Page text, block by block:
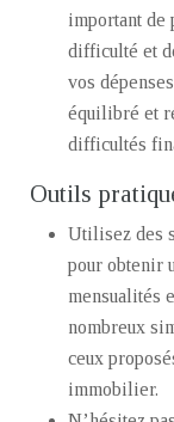
important de
difficulté et
vos
équilibré et
difficultés
Outils
Utilisez des
pour obtenir
mensualités
nombreux
ceux
immobilier.